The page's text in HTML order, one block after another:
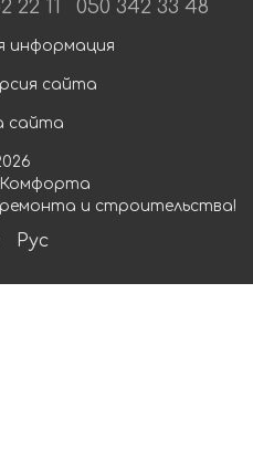
22 11 050 342 33 48
информация
сайта
сайта
и строительства!
Рус